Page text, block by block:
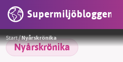
Supermiljöbloggen
OMRÅDEN
Start/Nyårskrönika
Nyårskrönika
Klimatminister Romina Pourmokthari avgår inte för brustna